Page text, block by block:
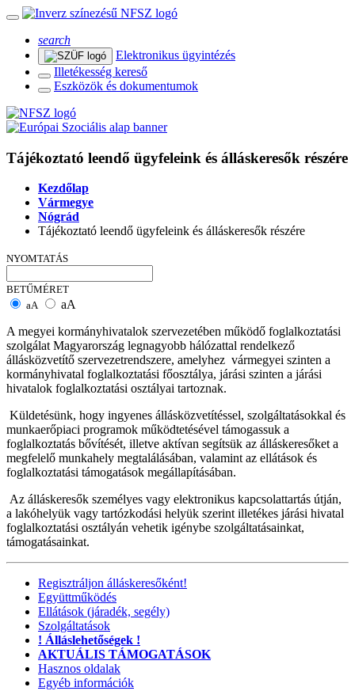
search
Elektronikus ügyintézés
Illetékesség kereső
Eszközök és dokumentumok
Tájékoztató leendő ügyfeleink és álláskeresők részére
Kezdőlap
Vármegye
Nógrád
Tájékoztató leendő ügyfeleink és álláskeresők részére
NYOMTATÁS
BETŰMÉRET
aA
aA
A megyei kormányhivatalok szervezetében működő foglalkoztatási
szolgálat Magyarország legnagyobb hálózattal rendelkező
állásközvetítő szervezetrendszere, amelyhez vármegyei szinten a
kormányhivatal foglalkoztatási főosztálya, járási szinten a járási
hivatalok foglalkoztatási osztályai tartoznak.
Küldetésünk, hogy ingyenes állásközvetítéssel, szolgáltatásokkal és
munkaerőpiaci programok működtetésével támogassuk a
foglalkoztatás bővítését, illetve aktívan segítsük az álláskeresőket a
megfelelő munkahely megtalálásában, valamint az ellátások és
foglalkoztatási támogatások megállapításában.
Az álláskeresők személyes vagy elektronikus kapcsolattartás útján,
a lakóhelyük vagy tartózkodási helyük szerint illetékes járási hivatal
foglalkoztatási osztályán vehetik igénybe szolgáltatásainkat,
támogatásainkat.
Regisztráljon álláskeresőként!
Együttműködés
Ellátások (járadék, segély)
Szolgáltatások
! Álláslehetőségek !
AKTUÁLIS TÁMOGATÁSOK
Hasznos oldalak
Egyéb információk